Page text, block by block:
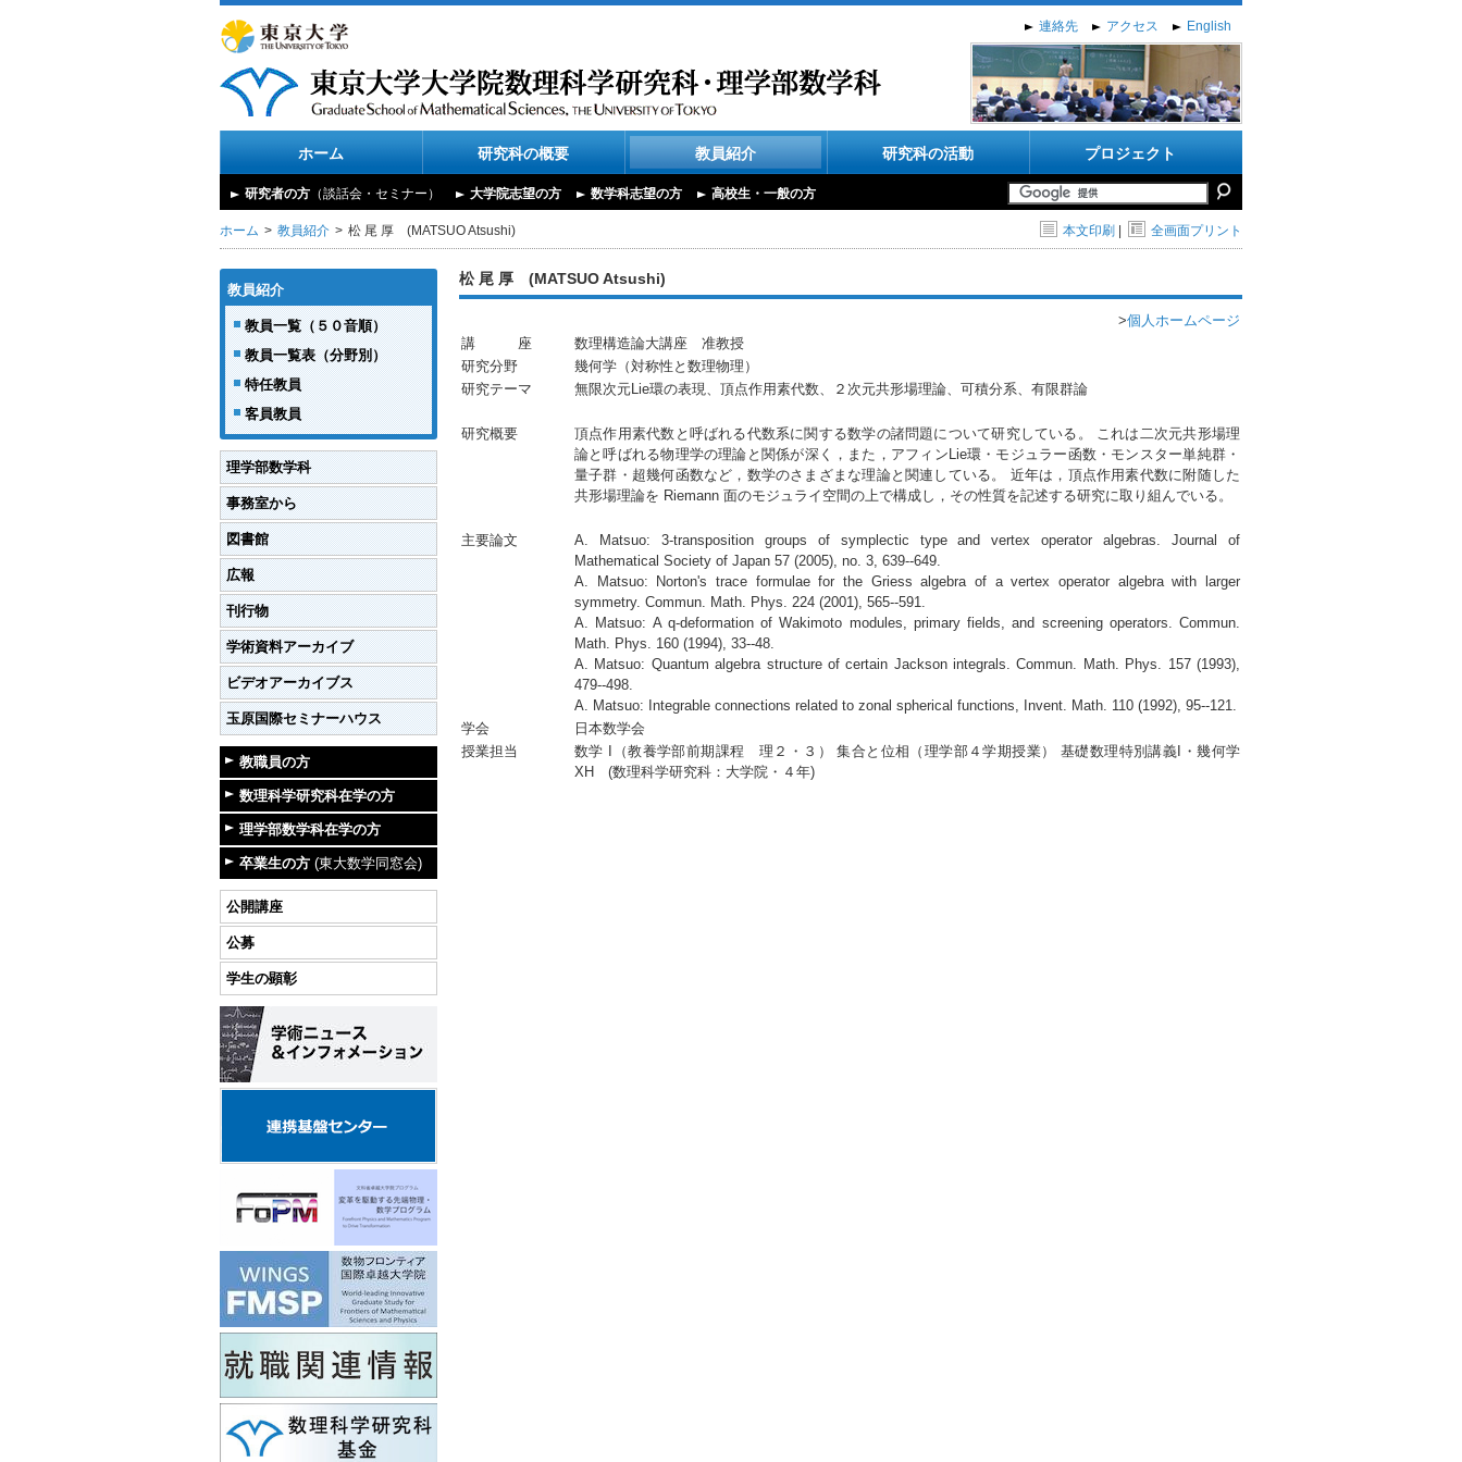
連絡先 アクセス English
ホーム 研究科の概要 教員紹介 研究科の活動 プロジェクト
研究者の方 （談話会・セミナー） 大学院志望の方 数学科志望の方 高校生・一般の方
ホーム 教員紹介 松 尾 厚 (MATSUO Atsushi) 本文印刷 全画面プリント
教員紹介
教員一覧（５０音順）
教員一覧表（分野別）
特任教員
客員教員
理学部数学科
事務室から
図書館
広報
刊行物
学術資料アーカイブ
ビデオアーカイブス
玉原国際セミナーハウス
教職員の方
数理科学研究科在学の方
理学部数学科在学の方
卒業生の方 (東大数学同窓会)
公開講座
公募
学生の顕彰
松 尾 厚 (MATSUO Atsushi)
>個人ホームページ
講 座
数理構造論大講座 准教授
研究分野
幾何学（対称性と数理物理）
研究テーマ
無限次元Lie環の表現、頂点作用素代数、２次元共形場理論、可積分系、有限群論
研究概要
頂点作用素代数と呼ばれる代数系に関する数学の諸問題について研究している。 これは二次元共形場理
論と呼ばれる物理学の理論と関係が深く，また，アフィンLie環・モジュラー函数・モンスター単純群・
量子群・超幾何函数など，数学のさまざまな理論と関連している。 近年は，頂点作用素代数に附随した
共形場理論を Riemann 面のモジュライ空間の上で構成し，その性質を記述する研究に取り組んでいる。
主要論文
A. Matsuo: 3-transposition groups of symplectic type and vertex operator algebras. Journal of
Mathematical Society of Japan 57 (2005), no. 3, 639--649.
A. Matsuo: Norton's trace formulae for the Griess algebra of a vertex operator algebra with larger
symmetry. Commun. Math. Phys. 224 (2001), 565--591.
A. Matsuo: A q-deformation of Wakimoto modules, primary fields, and screening operators. Commun.
Math. Phys. 160 (1994), 33--48.
A. Matsuo: Quantum algebra structure of certain Jackson integrals. Commun. Math. Phys. 157 (1993),
479--498.
A. Matsuo: Integrable connections related to zonal spherical functions, Invent. Math. 110 (1992), 95--121.
学会
日本数学会
授業担当
数学 I（教養学部前期課程 理２・３） 集合と位相（理学部４学期授業） 基礎数理特別講義I・幾何学
XH (数理科学研究科：大学院・４年)